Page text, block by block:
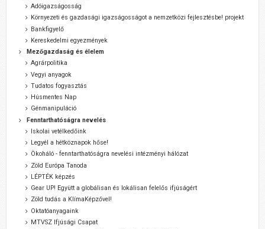
Adóigazságosság
Környezeti és gazdasági igazságosságot a nemzetközi fejlesztésbe! projekt
Bankfigyelő
Kereskedelmi egyezmények
Mezőgazdaság és élelem
Agrárpolitika
Vegyi anyagok
Tudatos fogyasztás
Húsmentes Nap
Génmanipuláció
Fenntarthatóságra nevelés
Iskolai vetélkedőink
Legyél a hétköznapok hőse!
Ökoháló - fenntarthatóságra nevelési intézményi hálózat
Zöld Európa Tanoda
LÉPTÉK képzés
Gear UP! Együtt a globálisan és lokálisan felelős ifjúságért
Zöld tudás a KlímaKépzővel!
Oktatóanyagaink
MTVSZ Ifjúsági Csapat